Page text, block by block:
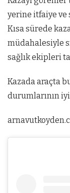
yerine itfaiye ve
Kısa sürede
müdahalesiyle
sağlık ekipleri
Kazada araçta
durumlarının